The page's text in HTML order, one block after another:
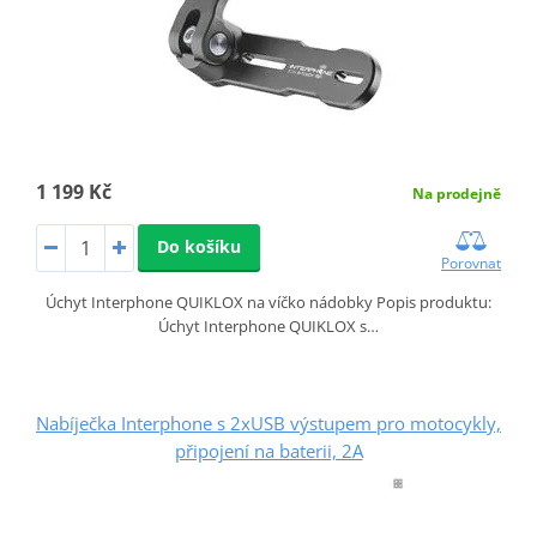
1 199 Kč Na prodejně
Do košíku
Porovnat
Úchyt Interphone QUIKLOX na víčko nádobky Popis produktu:
Úchyt Interphone QUIKLOX s…
Nabíječka Interphone s 2xUSB výstupem pro motocykly,
připojení na baterii, 2A